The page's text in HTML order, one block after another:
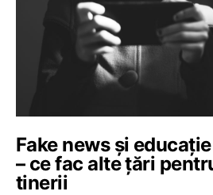
Fake news și
– ce fac alte țări
tinerii